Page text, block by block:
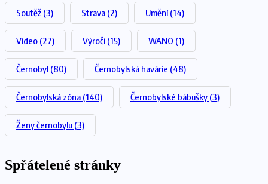
Soutěž (3) Strava (2) Umění(14)
Video (27) Výročí(15) WANO (1)
Černobyl (80) Černobylská havárie (48)
Černobylská zóna (140) Černobylské bábušky (3)
Ženy černobylu (3)
Spřátelené stránky